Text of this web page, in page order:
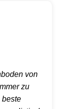
von
zu
beste